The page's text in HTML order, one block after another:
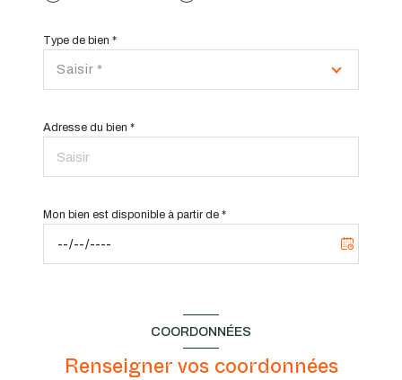
Type de bien *
Saisir *
Adresse du bien *
Mon bien est disponible à partir de *
COORDONNÉES
Renseigner vos coordonnées